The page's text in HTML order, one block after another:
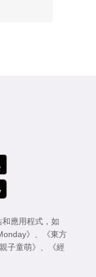
應用程式，如
》
《東方
子童萌》
《經